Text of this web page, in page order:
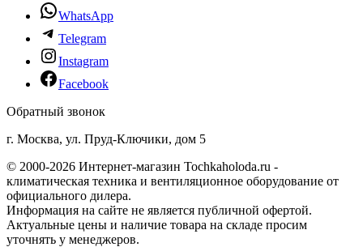
WhatsApp
Telegram
Instagram
Facebook
Обратный звонок
г. Москва, ул. Пруд-Ключики, дом 5
© 2000-2026 Интернет-магазин Tochkaholoda.ru -
климатическая техника и вентиляционное оборудование от
официального дилера.
Информация на сайте не является публичной офертой.
Актуальные цены и наличие товара на складе просим
уточнять у менеджеров.